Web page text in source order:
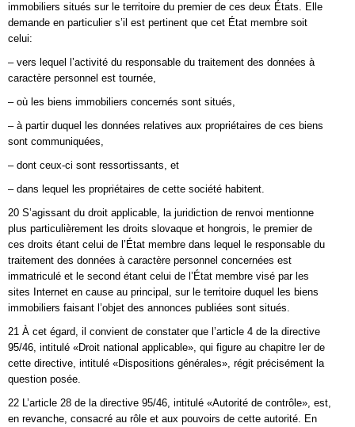
immobiliers situés sur le territoire du premier de ces deux États. Elle
demande en particulier s’il est pertinent que cet État membre soit
celui:
– vers lequel l’activité du responsable du traitement des données à
caractère personnel est tournée,
– où les biens immobiliers concernés sont situés,
– à partir duquel les données relatives aux propriétaires de ces biens
sont communiquées,
– dont ceux-ci sont ressortissants, et
– dans lequel les propriétaires de cette société habitent.
20 S’agissant du droit applicable, la juridiction de renvoi mentionne
plus particulièrement les droits slovaque et hongrois, le premier de
ces droits étant celui de l’État membre dans lequel le responsable du
traitement des données à caractère personnel concernées est
immatriculé et le second étant celui de l’État membre visé par les
sites Internet en cause au principal, sur le territoire duquel les biens
immobiliers faisant l’objet des annonces publiées sont situés.
21 À cet égard, il convient de constater que l’article 4 de la directive
95/46, intitulé «Droit national applicable», qui figure au chapitre Ier de
cette directive, intitulé «Dispositions générales», régit précisément la
question posée.
22 L’article 28 de la directive 95/46, intitulé «Autorité de contrôle», est,
en revanche, consacré au rôle et aux pouvoirs de cette autorité. En